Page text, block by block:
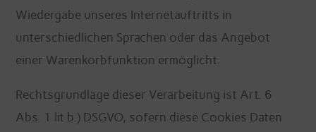
Wiedergabe unseres Internetauftritts in
unterschiedlichen Sprachen oder das Angebot
einer Warenkorbfunktion ermöglicht.
Rechtsgrundlage dieser Verarbeitung ist Art. 6
Abs. 1 lit b.) DSGVO, sofern diese Cookies Daten